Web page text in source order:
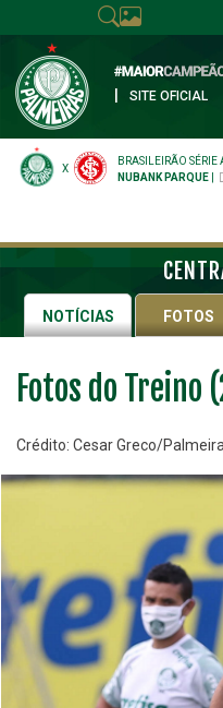
SITE OFICIAL
X
BRASILEIRÃO SÉRIE
NUBANK PARQUE
NOTÍCIAS FOTOS
Fotos do Treino
Crédito: Cesar Greco/